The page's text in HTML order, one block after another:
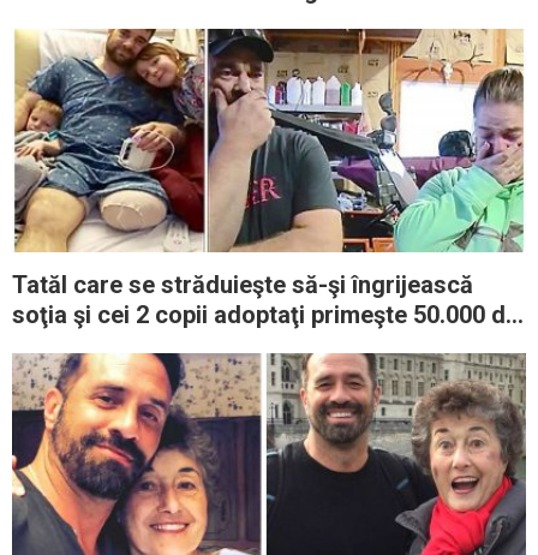
Tatăl care se străduieşte să-şi îngrijească
soţia şi cei 2 copii adoptaţi primeşte 50.000 de